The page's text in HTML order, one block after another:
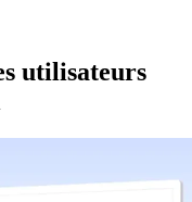
utilisateurs